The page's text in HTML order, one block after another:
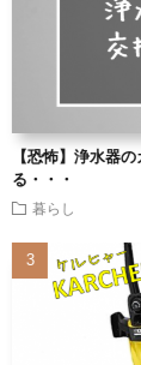
【恐怖】浄水器
る・・・
暮らし